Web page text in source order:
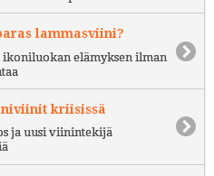
lammasviini?
ikoniluokan elämyksen ilman
kriisissä
ja uusi viinintekijä